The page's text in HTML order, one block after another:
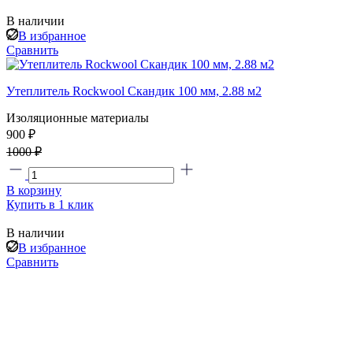
В наличии
В избранное
Сравнить
Утеплитель Rockwool Скандик 100 мм, 2.88 м2
Изоляционные материалы
900 ₽
1000 ₽
В корзину
Купить в 1 клик
В наличии
В избранное
Сравнить